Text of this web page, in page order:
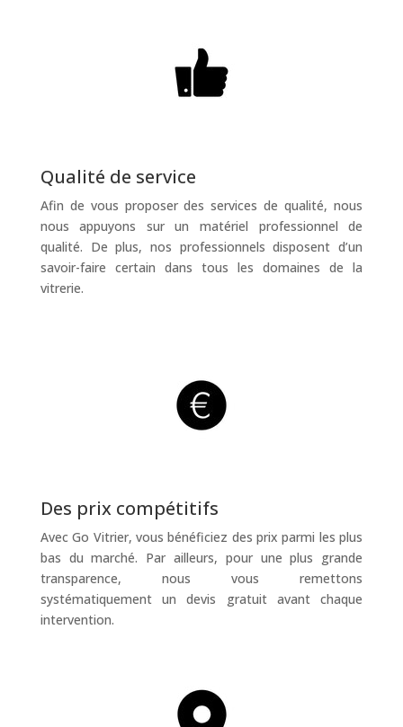
Qualité de service
Afin de vous proposer des services de qualité, nous
nous appuyons sur un matériel professionnel de
qualité. De plus, nos professionnels disposent d’un
savoir-faire certain dans tous les domaines de la
vitrerie.
Des prix compétitifs
Avec Go Vitrier, vous bénéficiez des prix parmi les plus
bas du marché. Par ailleurs, pour une plus grande
transparence, nous vous remettons
systématiquement un devis gratuit avant chaque
intervention.